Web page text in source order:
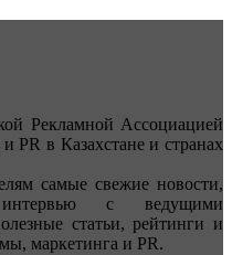
Рекламной Ассоциацией
PR в Казахстане и странах
самые свежие новости,
с ведущими
статьи, рейтинги и
маркетинга и PR.